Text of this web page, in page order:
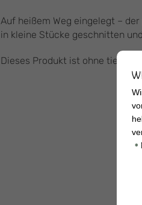
Auf heißem Weg eingelegt –
in kleine Stücke geschnitten
Dieses Produkt ist ohne
•